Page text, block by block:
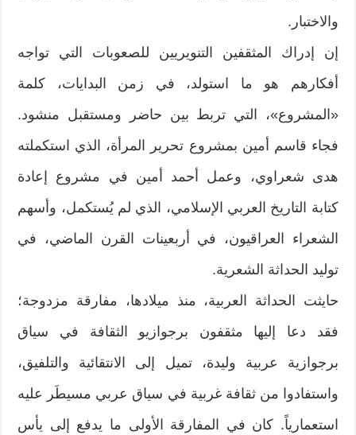
والاختبار.
إن إدراك المثقفين التنويريين للصعوبات التي تواجه
أفكارهم هو ما استولد، في زمن البدايات، كلمة
«المشروع»، التي تربط بين حاضر ومستقبل منشود.
فجاء قاسم أمين بمشروع تحرير المرأة، الذي استكملته
هدى شعراوي، وعمل أحمد أمين في مشروع إعادة
كتابة التاريخ العربي الإسلامي، الذي لم يُستكمل، وأسهم
الشعراء العراقيون، في أربعينات القرن الماضي، في
توليد الحداثة الشعرية.
حايثت الحداثة العربية، منذ ميلادها، مفارقة مزدوجة؛
فقد دعا إليها مثقفون برجوازيو الثقافة في سياق
برجوازية عربية وليدة، تميل إلى الانتقائية والتلفيق،
واستفادوا من ثقافة غربية في سياق عربي مسيطَر عليه
استعمارياً. كان في المفارقة الأولى ما يدفع إلى يأس